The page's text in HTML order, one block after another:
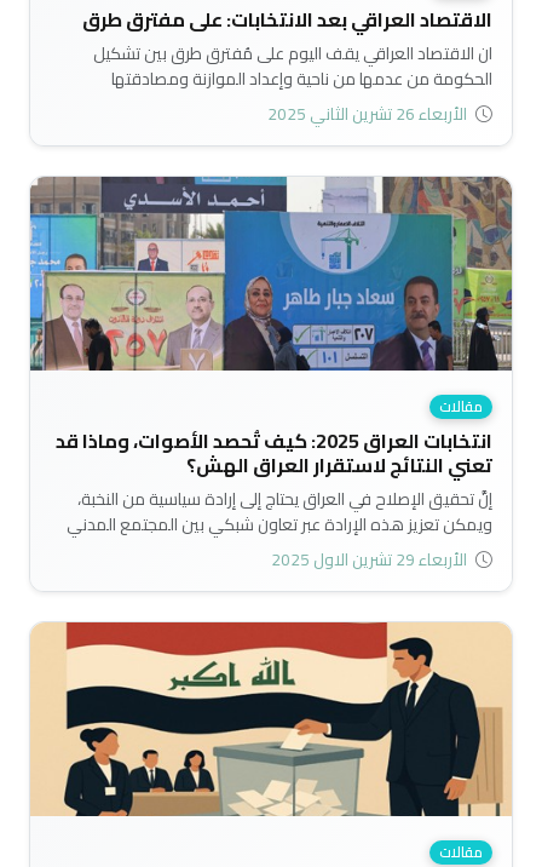
الاقتصاد العراقي بعد الانتخابات: على مفترق طرق
ان الاقتصاد العراقي يقف اليوم على مُفترق طرق بين تشكيل
الحكومة من عدمها من ناحية وإعداد الموازنة ومصادقتها
وتنفيذها من ناحية أخرى، مما يتطلب من الجهات المعنية أخذ
موقف الاقتصاد بعين الاعتبار للحفاظ على مكاسبها مستقبلاً..
الأربعاء 26 تشرين الثاني 2025
مقالات
انتخابات العراق 2025: كيف تُحصد الأصوات، وماذا قد
تعني النتائج لاستقرار العراق الهش؟
إنَّ تحقيق الإصلاح في العراق يحتاج إلى إرادة سياسية من النخبة،
ويمكن تعزيز هذه الإرادة عبر تعاون شبكي بين المجتمع المدني
والفاعلين الإصلاحيين داخل النظام؛ لخلق ضغط فعّال من أجل
التغيير. فمن دون اجراء إصلاح هيكلي، تبقى الانتخابات في العراق
مجرد منافسة نخبوية، ولن تحقق مساءلة المواطنين، لذا فالإصلاح
هو السبيل لإعادة بناء الثقة والديمقراطية الحقيقية..
الأربعاء 29 تشرين الاول 2025
مقالات